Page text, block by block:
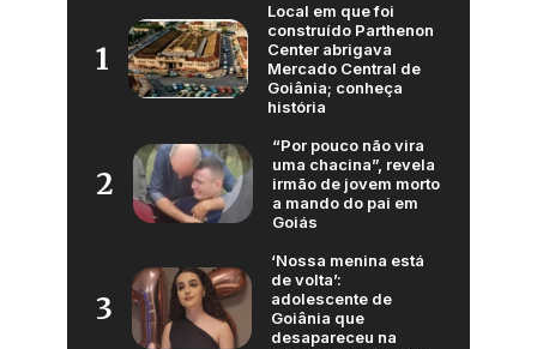
1
Local em que foi
construído Parthenon
Center abrigava
Mercado Central de
Goiânia; conheça
história
2
“Por pouco não vira
uma chacina”, revela
irmão de jovem morto
a mando do pai em
Goiás
3
‘Nossa menina está
de volta’:
adolescente de
Goiânia que
desapareceu na